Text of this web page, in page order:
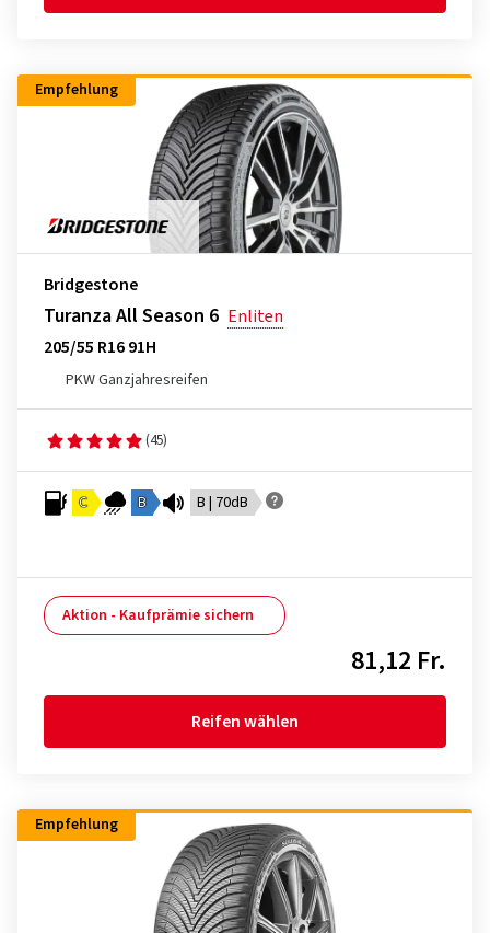
Empfehlung
Bridgestone
Turanza All Season 6 Enliten
205/55 R16 91H
PKW Ganzjahresreifen
(45)
C B B | 70dB
Aktion - Kaufprämie sichern
81,12 Fr.
Reifen wählen
Empfehlung